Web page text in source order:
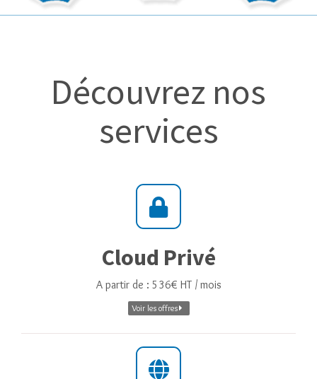
Découvrez nos
services
Cloud Privé
A partir de : 536€ HT / mois
Voir les offres